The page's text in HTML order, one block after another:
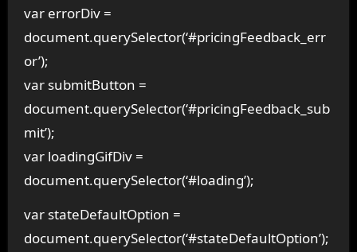
var errorDiv =
document.querySelector(‘#pricingFeedback_err
or’);
var submitButton =
document.querySelector(‘#pricingFeedback_sub
mit’);
var loadingGifDiv =
document.querySelector(‘#loading’);
var stateDefaultOption =
document.querySelector(‘#stateDefaultOption’);